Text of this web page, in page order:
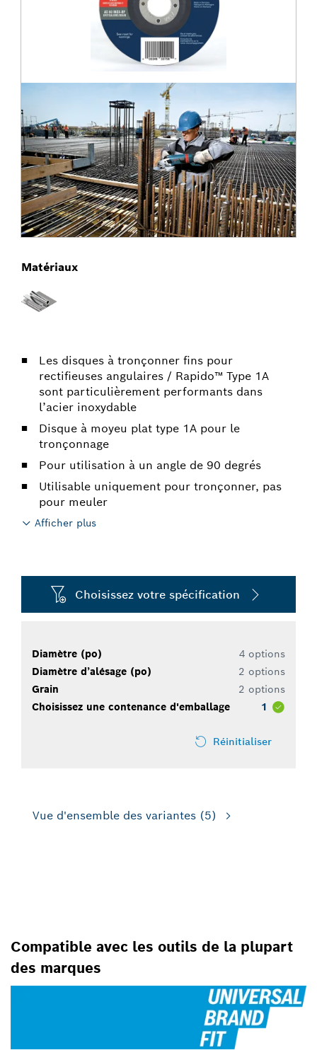
Les disques à tronçonner fins pour
rectifieuses angulaires / Rapido™ Type 1A
sont particulièrement performants dans
l’acier inoxydable
Disque à moyeu plat type 1A pour le
tronçonnage
Pour utilisation à un angle de 90 degrés
Utilisable uniquement pour tronçonner, pas
pour meuler
Afficher plus
Matériaux
Choisissez votre spécification
Diamètre (po)
4 options
Diamètre d’alésage (po)
2 options
Grain
2 options
Choisissez une contenance d'emballage
1
Réinitialiser
Vue d'ensemble des variantes (5)
Compatible avec les outils de la plupart
des marques